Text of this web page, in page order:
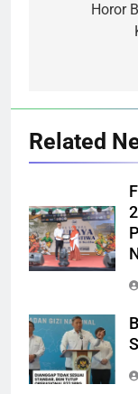
Horor
Related